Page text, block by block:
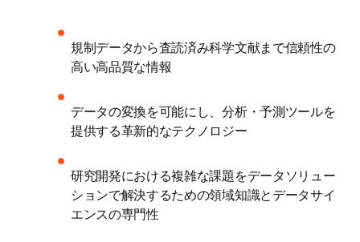
規制データから査読済み科学文献まで信頼性の
高い高品質な情報
データの変換を可能にし、分析・予測ツールを
提供する革新的なテクノロジー
研究開発における複雑な課題をデータソリュー
ションで解決するための領域知識とデータサイ
エンスの専門性